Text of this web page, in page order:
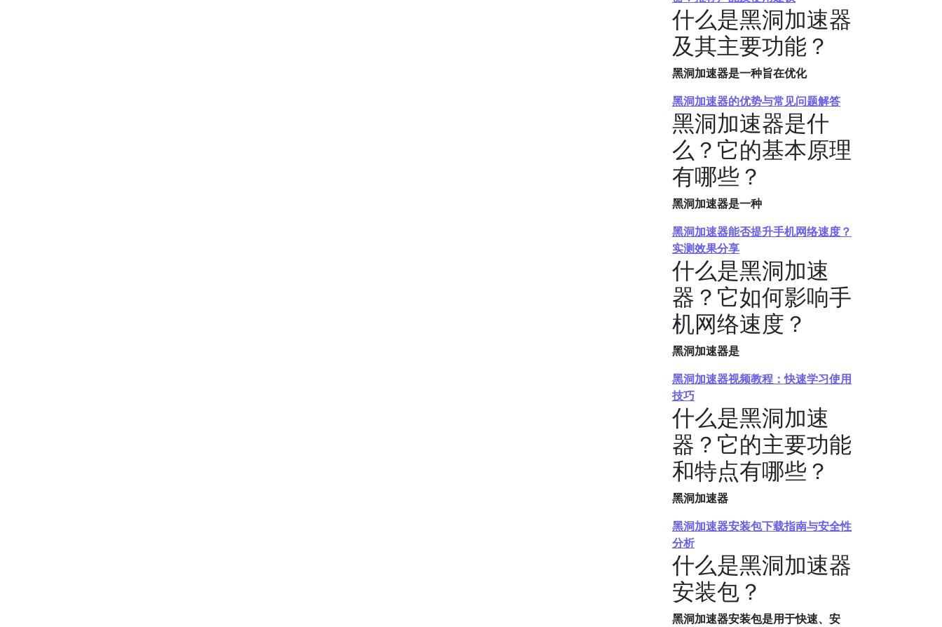
什么是黑洞加速器
及其主要功能？
黑洞加速器是一种旨在优化
黑洞加速器的优势与常见问题解答
黑洞加速器是什
么？它的基本原理
有哪些？
黑洞加速器是一种
黑洞加速器能否提升手机网络速度？
实测效果分享
什么是黑洞加速
器？它如何影响手
机网络速度？
黑洞加速器是
黑洞加速器视频教程：快速学习使用
技巧
什么是黑洞加速
器？它的主要功能
和特点有哪些？
黑洞加速器
黑洞加速器安装包下载指南与安全性
分析
什么是黑洞加速器
安装包？
黑洞加速器安装包是用于快速、安